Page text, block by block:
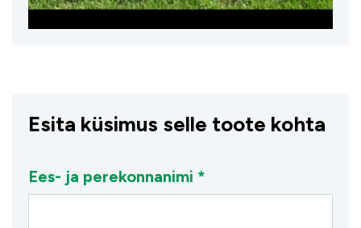
Esita küsimus selle toote kohta
Ees- ja perekonnanimi *